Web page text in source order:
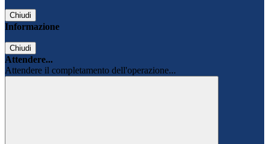
Chiudi
Informazione
Chiudi
Attendere...
Attendere il completamento dell'operazione...